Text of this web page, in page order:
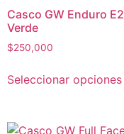
Casco GW Enduro E2
Verde
$250,000
Seleccionar opciones